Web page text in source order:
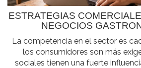
ESTRATEGIAS
NEGOCIOS
La competencia en el sector es
los consumidores son más
sociales tienen una fuerte